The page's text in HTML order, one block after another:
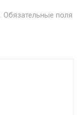
Обязательные поля